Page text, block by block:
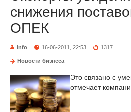
снижения
ОПЕК
info 16-06-2011, 22:53 1317
Новости бизнеса
Это связано с
отмечает